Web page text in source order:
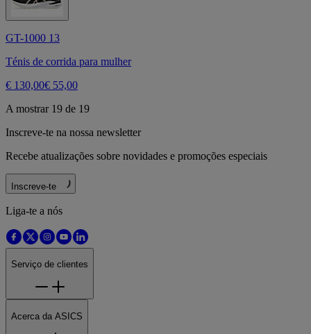
GT-1000 13
Ténis de corrida para mulher
€ 130,00€ 55,00
A mostrar 19 de 19
Inscreve-te na nossa newsletter
Recebe atualizações sobre novidades e promoções especiais
Inscreve-te
Liga-te a nós
Serviço de clientes
Acerca da ASICS